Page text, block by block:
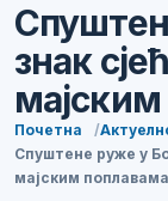
знак
Почетна
Спуштене руже у
мајским поплавама